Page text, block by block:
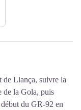
de Llança, suivre la
de la Gola, puis
du GR-92 en